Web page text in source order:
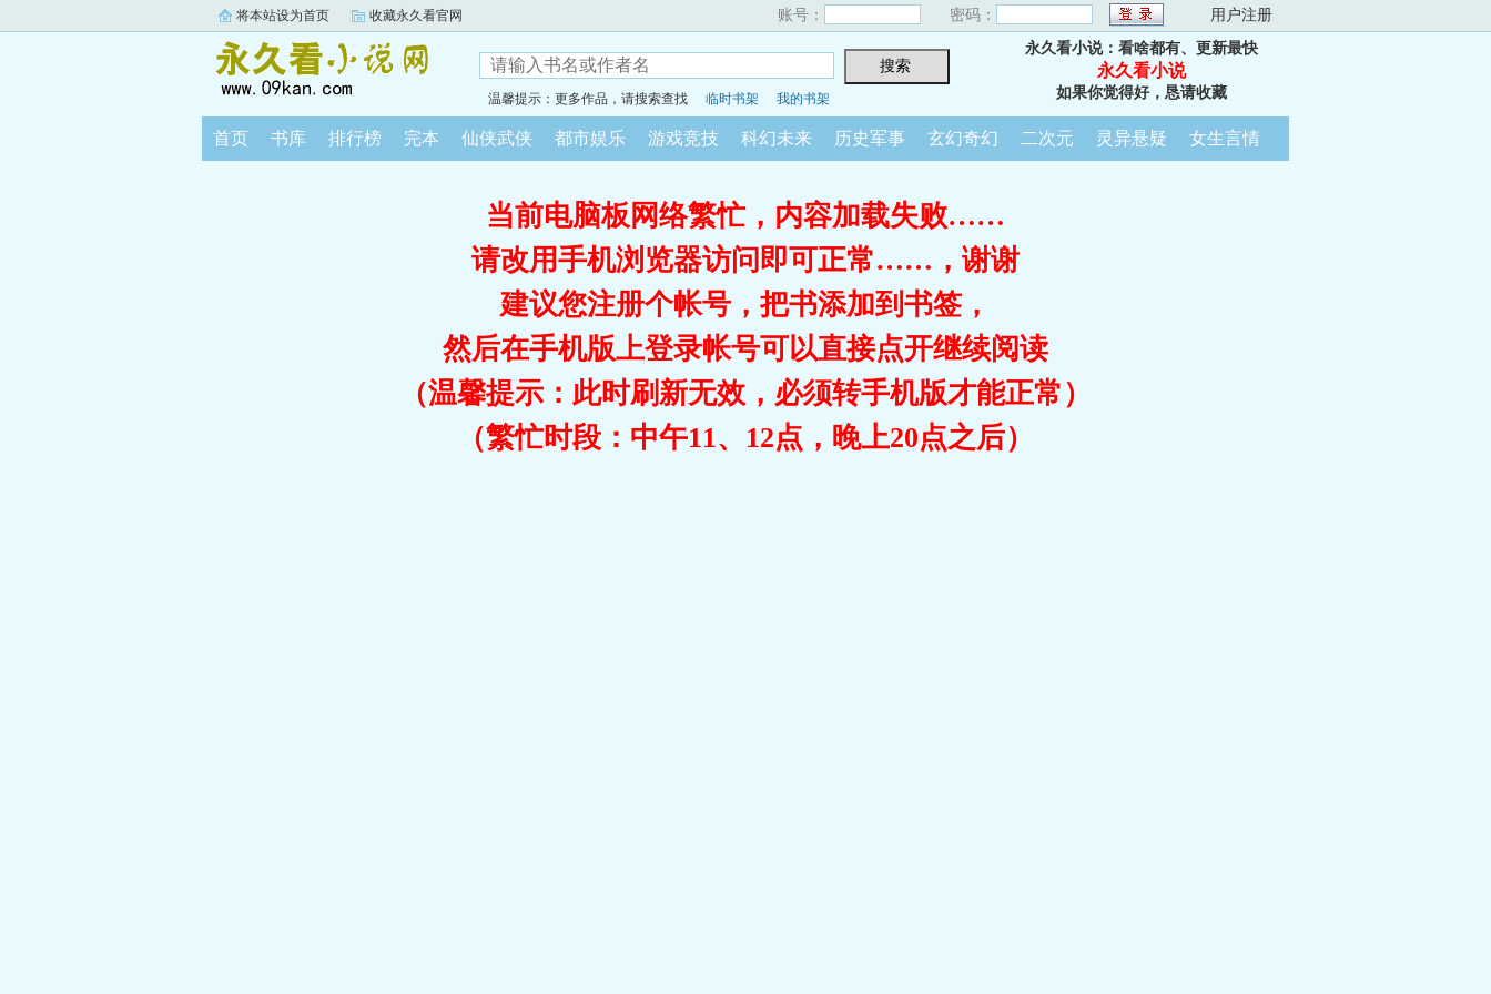
将本站设为首页 收藏永久看官网 账号： 密码： 用户注册
温馨提示：更多作品，请搜索查找 临时书架 我的书架
永久看小说：看啥都有、更新最快
永久看小说
如果你觉得好，恳请收藏
首页 书库 排行榜 完本 仙侠武侠 都市娱乐 游戏竞技 科幻未来 历史军事 玄幻奇幻 二次元 灵异悬疑 女生言情
当前电脑板网络繁忙，内容加载失败……
请改用手机浏览器访问即可正常……，谢谢
建议您注册个帐号，把书添加到书签，
然后在手机版上登录帐号可以直接点开继续阅读
（温馨提示：此时刷新无效，必须转手机版才能正常）
（繁忙时段：中午11、12点，晚上20点之后）